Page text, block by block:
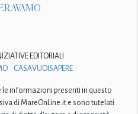
EDITORIALI
CASAVUOISAPERE
le informazioni presenti in questo
di MareOnLine.it e sono tutelati